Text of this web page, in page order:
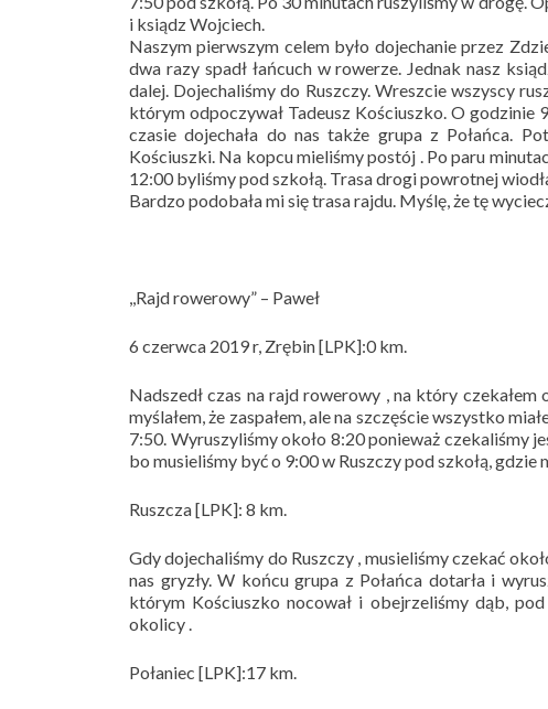
i ksiądz Wojciech.
Naszym pierwszym celem było dojechanie przez
dwa razy spadł łańcuch w rowerze. Jednak nasz
dalej. Dojechaliśmy do Ruszczy. Wreszcie wszyscy
którym odpoczywał Tadeusz Kościuszko. O godzinie
czasie dojechała do nas także grupa z Połańca.
Kościuszki. Na kopcu mieliśmy postój . Po paru
12:00 byliśmy pod szkołą. Trasa drogi powrotnej
Bardzo podobała mi się trasa rajdu. Myślę, że tę
,,Rajd rowerowy” – Paweł
6 czerwca 2019 r, Zrębin [LPK]:0 km.
Nadszedł czas na rajd rowerowy , na który
myślałem, że zaspałem, ale na szczęście wszystko
7:50. Wyruszyliśmy około 8:20 ponieważ czekaliśmy
bo musieliśmy być o 9:00 w Ruszczy pod szkołą, gdzie
Ruszcza [LPK]: 8 km.
Gdy dojechaliśmy do Ruszczy , musieliśmy czekać
nas gryzły. W końcu grupa z Połańca dotarła i
którym Kościuszko nocował i obejrzeliśmy dąb,
okolicy .
Połaniec [LPK]:17 km.